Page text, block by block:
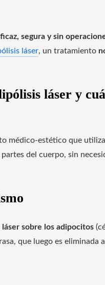
segura y sin
láser, un tratamiento
láser y
médico-estético que utiliza
del cuerpo, sin
láser sobre los adipocitos
que luego es